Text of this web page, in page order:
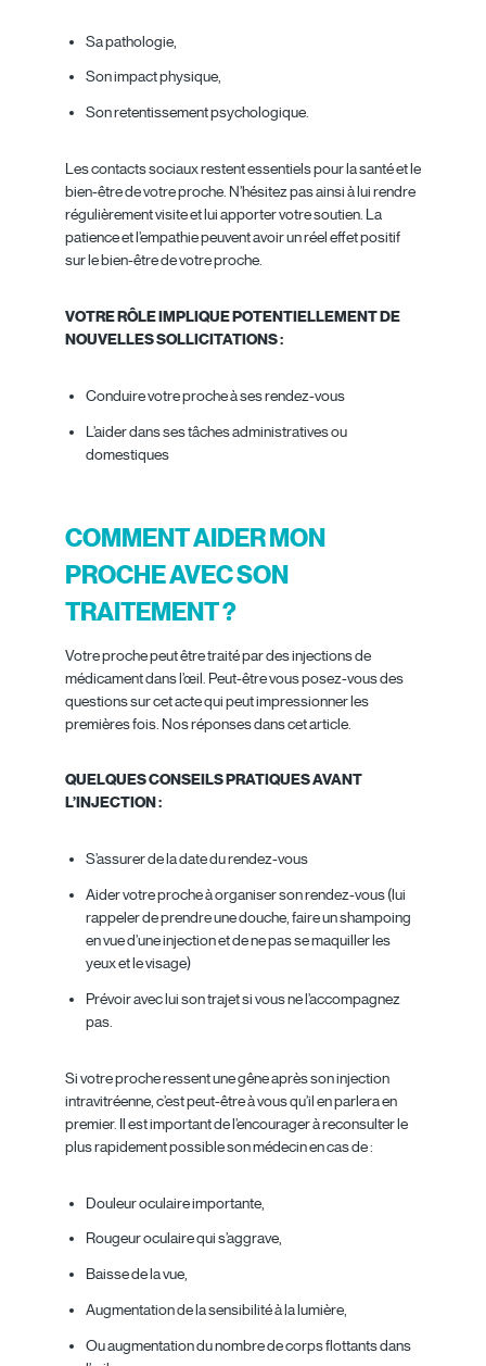
Sa pathologie,
Son impact physique,
Son retentissement psychologique.
Les contacts sociaux restent essentiels pour la santé et le
bien-être de votre proche. N’hésitez pas ainsi à lui rendre
régulièrement visite et lui apporter votre soutien. La
patience et l’empathie peuvent avoir un réel effet positif
sur le bien-être de votre proche.
VOTRE RÔLE IMPLIQUE POTENTIELLEMENT DE
NOUVELLES SOLLICITATIONS :
Conduire votre proche à ses rendez-vous
L’aider dans ses tâches administratives ou
domestiques
COMMENT AIDER MON
PROCHE AVEC SON
TRAITEMENT ?
Votre proche peut être traité par des injections de
médicament dans l’œil. Peut-être vous posez-vous des
questions sur cet acte qui peut impressionner les
premières fois. Nos réponses dans cet article.
QUELQUES CONSEILS PRATIQUES AVANT
L’INJECTION :
S’assurer de la date du rendez-vous
Aider votre proche à organiser son rendez-vous (lui
rappeler de prendre une douche, faire un shampoing
en vue d’une injection et de ne pas se maquiller les
yeux et le visage)
Prévoir avec lui son trajet si vous ne l’accompagnez
pas.
Si votre proche ressent une gêne après son injection
intravitréenne, c’est peut-être à vous qu’il en parlera en
premier. Il est important de l’encourager à reconsulter le
plus rapidement possible son médecin en cas de :
Douleur oculaire importante,
Rougeur oculaire qui s’aggrave,
Baisse de la vue,
Augmentation de la sensibilité à la lumière,
Ou augmentation du nombre de corps flottants dans